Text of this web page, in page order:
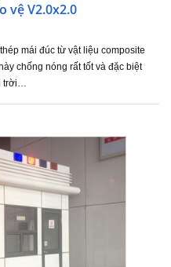
vệ V2.0x2.0
mái đúc từ vật liệu composite
chống nóng rất tốt và đặc biệt
trời…